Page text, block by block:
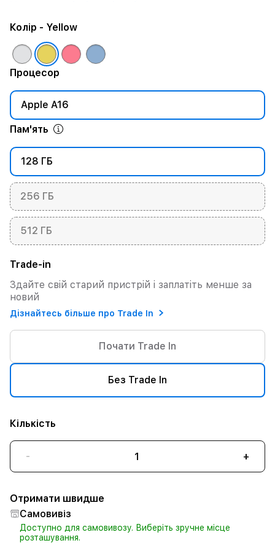
Колір - Yellow
Процесор
Apple A16
Пам'ять
128 ГБ
256 ГБ
512 ГБ
Trade-in
Здайте свій старий пристрій і заплатіть менше за
новий
Дізнайтесь більше про Trade In
Почати Trade In
Без Trade In
Кількість
- +
Отримати швидше
Самовивіз
Доступно для самовивозу. Виберіть зручне місце
розташування.